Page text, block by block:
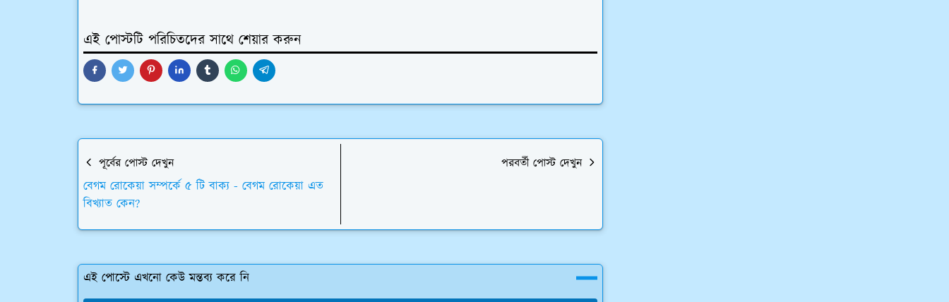
এই পোস্টটি পরিচিতদের সাথে শেয়ার করুন
পূর্বের পোস্ট দেখুন
বেগম রোকেয়া সম্পর্কে ৫ টি বাক্য - বেগম রোকেয়া এত
বিখ্যাত কেন?
পরবর্তী পোস্ট দেখুন
এই পোস্টে এখনো কেউ মন্তব্য করে নি